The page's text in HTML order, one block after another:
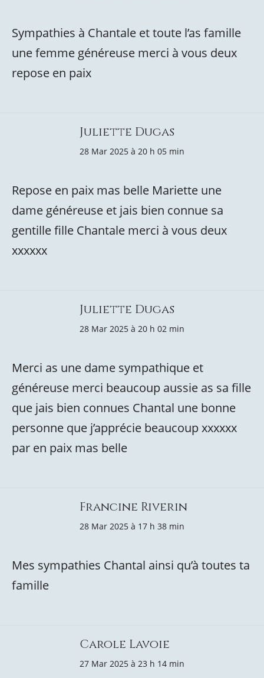
Sympathies à Chantale et toute l’as famille
une femme généreuse merci à vous deux
repose en paix
Juliette Dugas
28 Mar 2025 à 20 h 05 min
Repose en paix mas belle Mariette une
dame généreuse et jais bien connue sa
gentille fille Chantale merci à vous deux
xxxxxx
Juliette Dugas
28 Mar 2025 à 20 h 02 min
Merci as une dame sympathique et
généreuse merci beaucoup aussie as sa fille
que jais bien connues Chantal une bonne
personne que j’apprécie beaucoup xxxxxx
par en paix mas belle
Francine Riverin
28 Mar 2025 à 17 h 38 min
Mes sympathies Chantal ainsi qu’à toutes ta
famille
Carole Lavoie
27 Mar 2025 à 23 h 14 min